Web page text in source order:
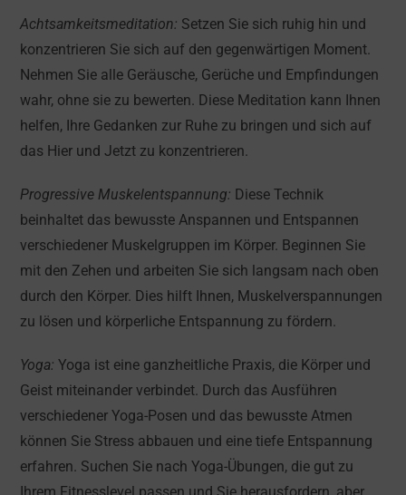
Achtsamkeitsmeditation: Setzen Sie sich ruhig hin und
konzentrieren Sie sich auf den gegenwärtigen Moment.
Nehmen Sie alle Geräusche, Gerüche und Empfindungen
wahr, ohne sie zu bewerten. Diese Meditation kann Ihnen
helfen, Ihre Gedanken zur Ruhe zu bringen und sich auf
das Hier und Jetzt zu konzentrieren.
Progressive Muskelentspannung: Diese Technik
beinhaltet das bewusste Anspannen und Entspannen
verschiedener Muskelgruppen im Körper. Beginnen Sie
mit den Zehen und arbeiten Sie sich langsam nach oben
durch den Körper. Dies hilft Ihnen, Muskelverspannungen
zu lösen und körperliche Entspannung zu fördern.
Yoga: Yoga ist eine ganzheitliche Praxis, die Körper und
Geist miteinander verbindet. Durch das Ausführen
verschiedener Yoga-Posen und das bewusste Atmen
können Sie Stress abbauen und eine tiefe Entspannung
erfahren. Suchen Sie nach Yoga-Übungen, die gut zu